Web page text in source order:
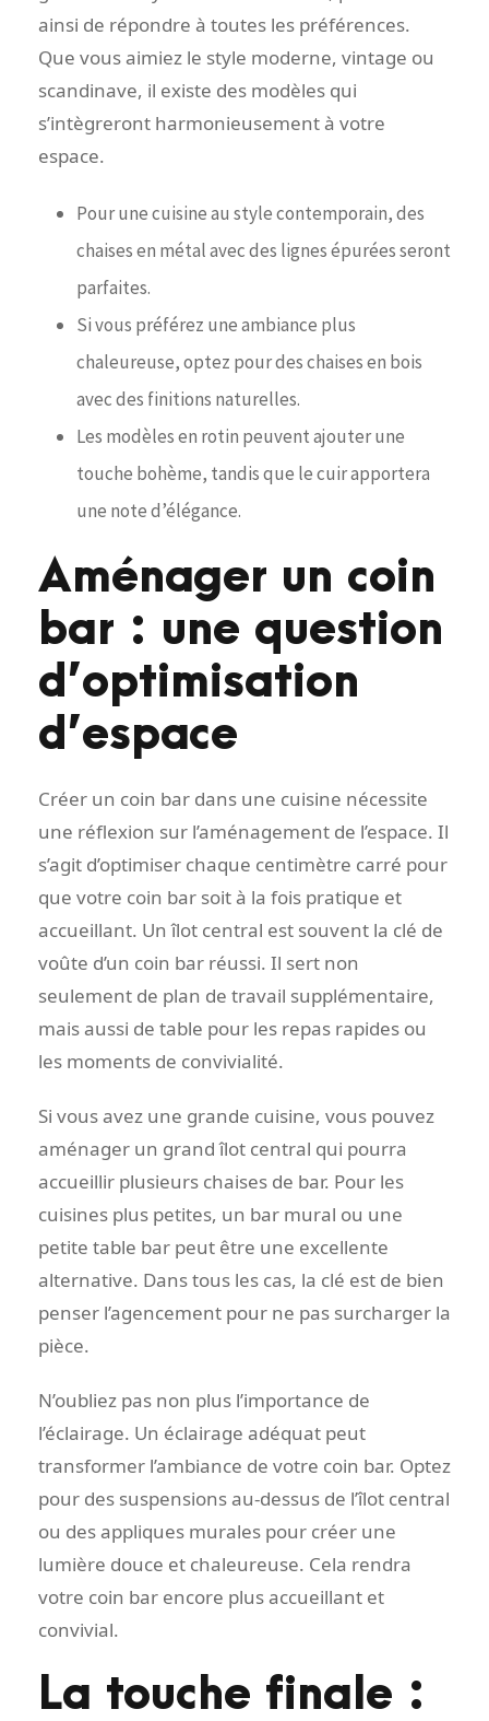
ainsi de répondre à toutes les préférences.
Que vous aimiez le style moderne, vintage ou
scandinave, il existe des modèles qui
s’intègreront harmonieusement à votre
espace.
Pour une cuisine au style contemporain, des
chaises en métal avec des lignes épurées seront
parfaites.
Si vous préférez une ambiance plus
chaleureuse, optez pour des chaises en bois
avec des finitions naturelles.
Les modèles en rotin peuvent ajouter une
touche bohème, tandis que le cuir apportera
une note d’élégance.
Aménager un coin
bar : une question
d’optimisation
d’espace
Créer un coin bar dans une cuisine nécessite
une réflexion sur l’aménagement de l’espace. Il
s’agit d’optimiser chaque centimètre carré pour
que votre coin bar soit à la fois pratique et
accueillant. Un îlot central est souvent la clé de
voûte d’un coin bar réussi. Il sert non
seulement de plan de travail supplémentaire,
mais aussi de table pour les repas rapides ou
les moments de convivialité.
Si vous avez une grande cuisine, vous pouvez
aménager un grand îlot central qui pourra
accueillir plusieurs chaises de bar. Pour les
cuisines plus petites, un bar mural ou une
petite table bar peut être une excellente
alternative. Dans tous les cas, la clé est de bien
penser l’agencement pour ne pas surcharger la
pièce.
N’oubliez pas non plus l’importance de
l’éclairage. Un éclairage adéquat peut
transformer l’ambiance de votre coin bar. Optez
pour des suspensions au-dessus de l’îlot central
ou des appliques murales pour créer une
lumière douce et chaleureuse. Cela rendra
votre coin bar encore plus accueillant et
convivial.
La touche finale :